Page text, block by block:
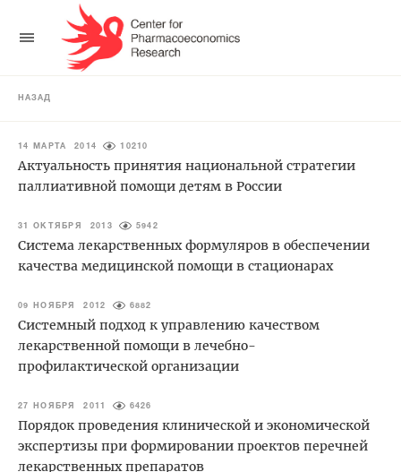
НАЗАД
14 МАРТА 2014 10210
Актуальность принятия национальной стратегии
паллиативной помощи детям в России
31 ОКТЯБРЯ 2013 5942
Система лекарственных формуляров в обеспечении
качества медицинской помощи в стационарах
09 НОЯБРЯ 2012 6882
Системный подход к управлению качеством
лекарственной помощи в лечебно-
профилактической организации
27 НОЯБРЯ 2011 6426
Порядок проведения клинической и экономической
экспертизы при формировании проектов перечней
лекарственных препаратов